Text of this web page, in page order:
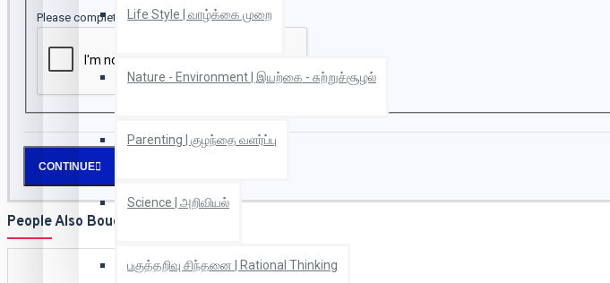
Life Style | வாழ்க்கை முறை
Nature - Environment | இயற்கை - சுற்றுச்சூழல்
Parenting | குழந்தை வளர்ப்பு
Science | அறிவியல்
பகுத்தறிவு சிந்தனை | Rational Thinking
Please complete the captcha validation below
CONTINUE
People Also Bought